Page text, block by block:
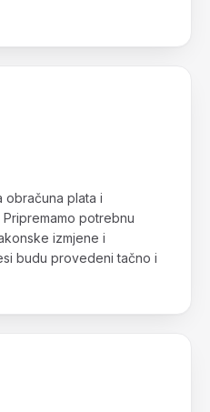
obračuna plata i
potrebnu
izmjene i
budu provedeni tačno i